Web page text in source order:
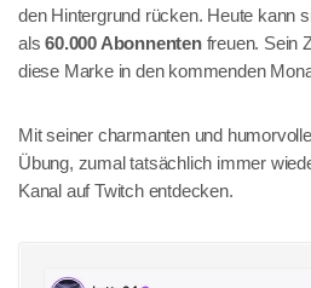
den Hintergrund rücken. Heute kann
als60.000 Abonnentenfreuen. Sein
diese Marke in den kommenden
Mit seiner charmanten und
Übung, zumal tatsächlich immer
Kanal auf Twitch entdecken.